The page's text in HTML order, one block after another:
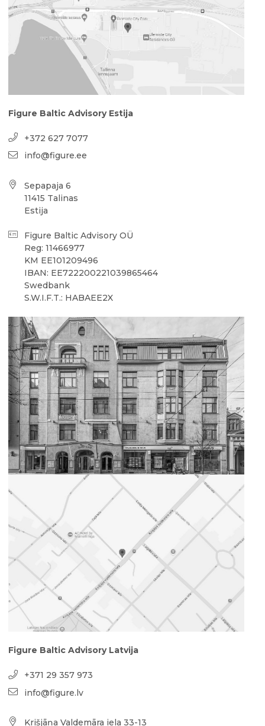
Figure Baltic Advisory Estija
+372 627 7077
info@figure.ee
Sepapaja 6
11415 Talinas
Estija
Figure Baltic Advisory OÜ
Reg: 11466977
KM EE101209496
IBAN: EE722200221039865464
Swedbank
S.W.I.F.T.: HABAEE2X
Figure Baltic Advisory Latvija
+371 29 357 973
info@figure.lv
Krišjāņa Valdemāra iela 33-13